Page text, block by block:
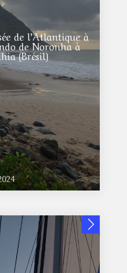
de l’Atlantique à
de Noronha à
(Brésil)